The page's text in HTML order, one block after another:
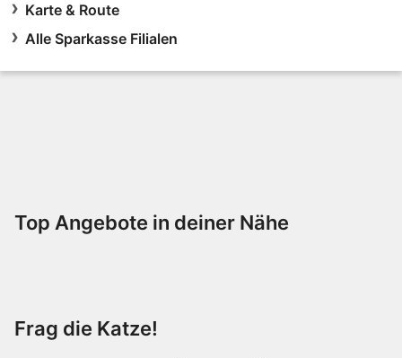
Karte & Route
Alle Sparkasse Filialen
Top Angebote in deiner Nähe
Frag die Katze!